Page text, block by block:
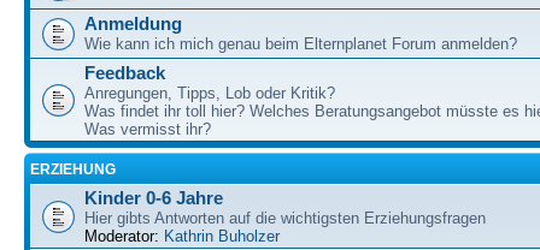
Anmeldung
Wie kann ich mich genau beim Elternplanet Forum anmelden?
Feedback
Anregungen, Tipps, Lob oder Kritik?
Was findet ihr toll hier? Welches Beratungsangebot müsste es
Was vermisst ihr?
ERZIEHUNG
Kinder 0-6 Jahre
Hier gibts Antworten auf die wichtigsten Erziehungsfragen
Moderator: Kathrin Buholzer